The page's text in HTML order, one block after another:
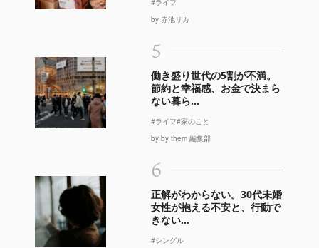
#ライフ
by 赤池リカ
5
働き盛り世代の5割が不満。
節約と幸福感、お金で決まら
ない暮ら...
#ライフ#家のこと
by by them 編集部
6
正解がわからない。30代未婚
女性が抱える不安と、行動で
きない...
#シングル